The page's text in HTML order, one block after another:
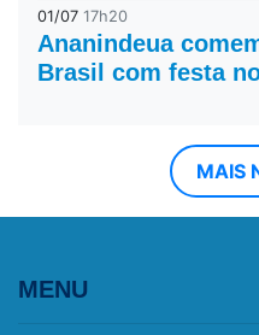
01/07 17h20
Ananindeua
Brasil com festa
MAIS
MENU